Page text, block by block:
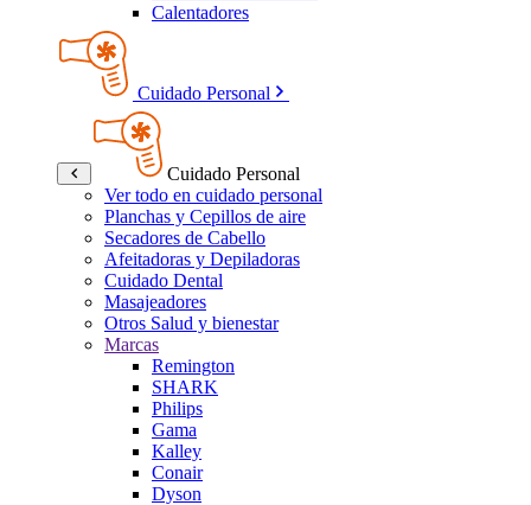
Calentadores
Cuidado Personal
Cuidado Personal
Ver todo en cuidado personal
Planchas y Cepillos de aire
Secadores de Cabello
Afeitadoras y Depiladoras
Cuidado Dental
Masajeadores
Otros Salud y bienestar
Marcas
Remington
SHARK
Philips
Gama
Kalley
Conair
Dyson